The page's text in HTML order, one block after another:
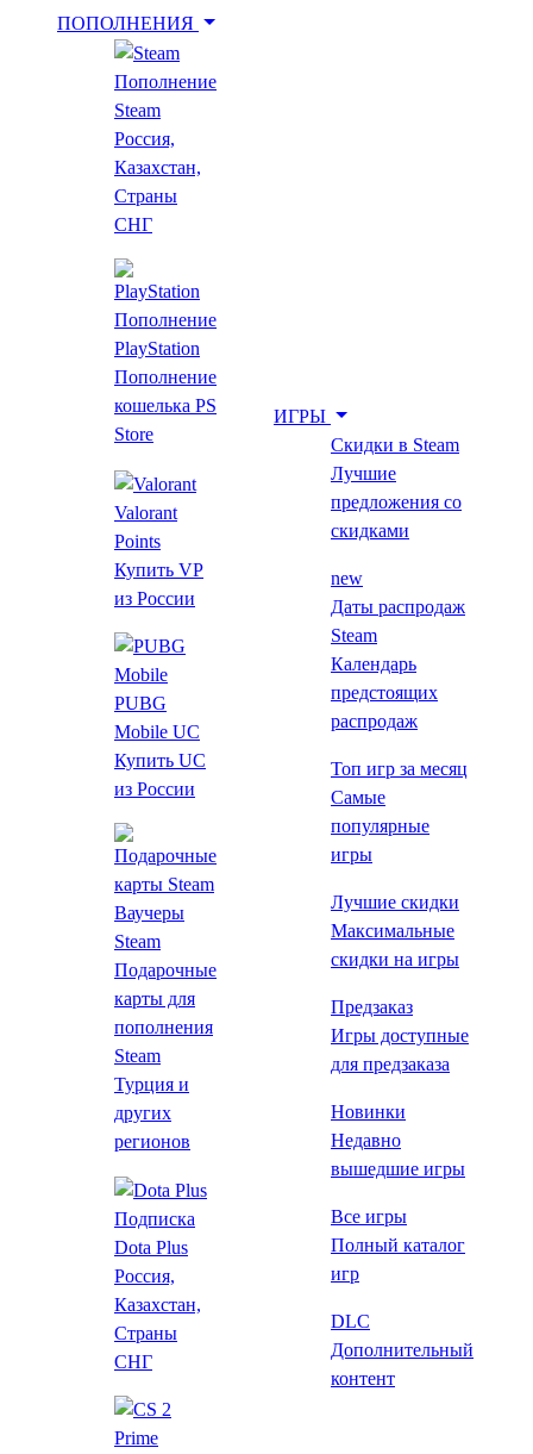
ПОПОЛНЕНИЯ
Пополнение
Steam
Россия,
Казахстан,
Страны
СНГ
Пополнение
PlayStation
Пополнение
кошелька PS
Store
Valorant
Points
Купить VP
из России
PUBG
Mobile UC
Купить UC
из России
Ваучеры
Steam
Подарочные
карты для
пополнения
Steam
Турция и
других
регионов
Подписка
Dota Plus
Россия,
Казахстан,
Страны
СНГ
ИГРЫ
Скидки в Steam
Лучшие
предложения со
скидками
new
Даты распродаж
Steam
Календарь
предстоящих
распродаж
Топ игр за месяц
Самые
популярные
игры
Лучшие скидки
Максимальные
скидки на игры
Предзаказ
Игры доступные
для предзаказа
Новинки
Недавно
вышедшие игры
Все игры
Полный каталог
игр
DLC
Дополнительный
контент
Укажи игру для поиска лучшей цены
Главная
Все игры
Filament
Filament
Лучшая цена за год
Купить Filament со
скидкой
Магазины
от 107 ₽ до -83%
*Проверяйте регион активации после перехода на
страницу магазина.
Цены на игру
Издания
Видео и скриншоты
Об игре
Требования
Похожие